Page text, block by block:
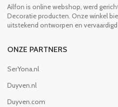
Ailfon is online webshop, werd
Decoratie producten. Onze winkel
uitstekend ontworpen en
ONZE PARTNERS
SerYona.nl
Duyven.nl
Duyven.com